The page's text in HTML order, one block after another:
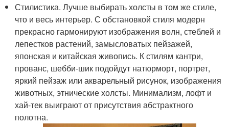
Стилистика. Лучше выбирать холсты в том же стиле,
что и весь интерьер. С обстановкой стиля модерн
прекрасно гармонируют изображения волн, стеблей и
лепестков растений, замысловатых пейзажей,
японская и китайская живопись. К стилям кантри,
прованс, шебби-шик подойдут натюрморт, портрет,
яркий пейзаж или акварельный рисунок, изображения
животных, этнические холсты. Минимализм, лофт и
хай-тек выиграют от присутствия абстрактного
полотна.